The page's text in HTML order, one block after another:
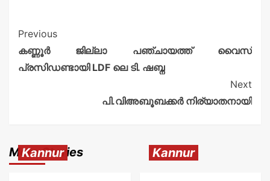
Previous
കണ്ണൂർ ജില്ലാ പഞ്ചായത്ത് വൈസ്
പ്രസിഡണ്ടായി LDF ലെ ടി. ഷബ്ന
Next
പി.വിഅബൂബക്കർ നിര്യാതനായി
More Stories
Kannur Kannur